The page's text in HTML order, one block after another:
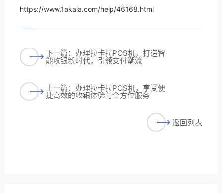
https://www.1akala.com/help/46168.html
下一篇：办理拉卡拉POS机，打造智
能收银新时代，引领支付潮流
上一篇：办理拉卡拉POS机，享受便
捷高效的收银体验与全方位服务
返回列表